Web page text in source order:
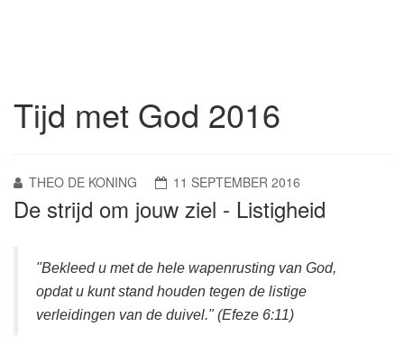
Tijd met God 2016
THEO DE KONING 11 SEPTEMBER 2016
De strijd om jouw ziel - Listigheid
"Bekleed u met de hele wapenrusting van God,
opdat u kunt stand houden tegen de listige
verleidingen van de duivel." (Efeze 6:11)